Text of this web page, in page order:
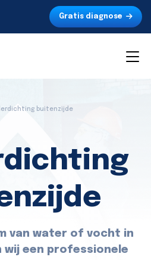
Gratis diagnose
buitenzijde
van water of vocht in
wij een professionele